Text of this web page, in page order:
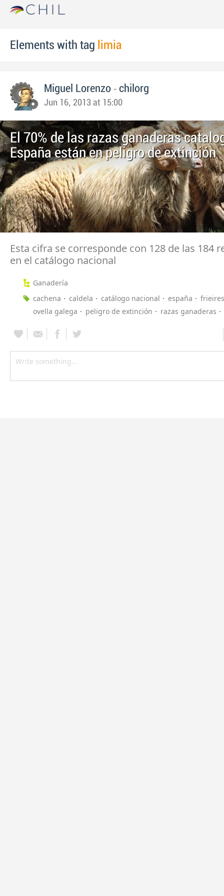
Elements with tag limia
Miguel Lorenzo - chilorg
Jun 16, 2013 at 15:00
El 70% de las razas ganaderas
España están en peligro de extinción
Esta cifra se corresponde con 128 de las 184
en el catálogo nacional
Ganadería
cachena
caldela catálogo nacional españa
ovella galega
peligro de extinción razas ganaderas